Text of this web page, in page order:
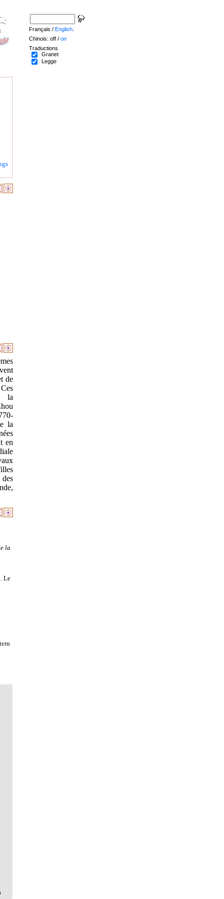
de
la
la
en
des
la
Le
Français / English
Chinois: off / on
Traductions
Granet
Legge